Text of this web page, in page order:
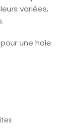
variées,
une haie